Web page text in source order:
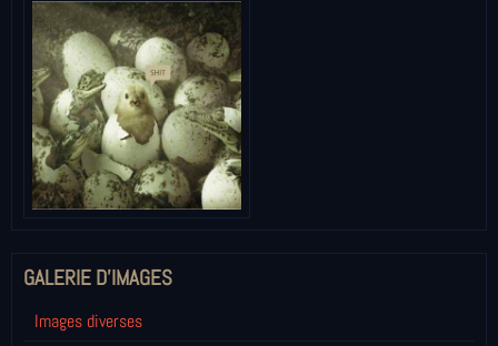
GALERIE D'IMAGES
Images diverses